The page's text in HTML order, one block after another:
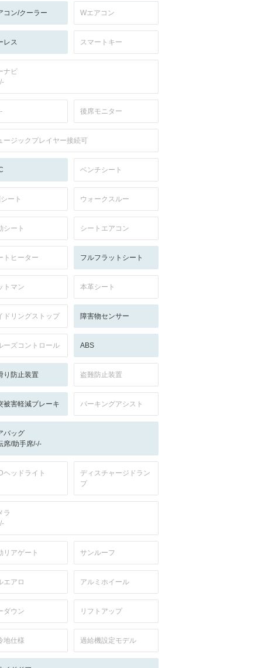
コン/クーラー Wエアコン
レス スマートキー
ナビ
後席モニター
ージックプレイヤー接続可
ベンチシート
ート ウォークスルー
シート シートエアコン
トヒーター フルフラットシート
トマン 本革シート
ドリングストップ 障害物センサー
ーズコントロール ABS
り防止装置 盗難防止装置
被害軽減ブレーキ パーキングアシスト
バッグ
席/助手席/-/-
ヘッドライト
ディスチャージドラン
プ
ラ
リアゲート サンルーフ
エアロ アルミホイール
ダウン リフトアップ
地仕様 過給機設定モデル